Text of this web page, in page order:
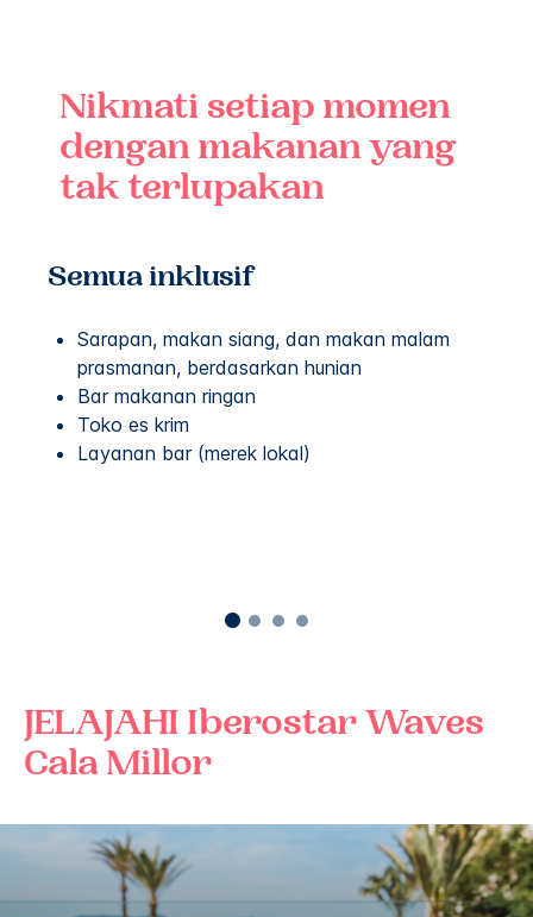
Nikmati setiap momen
dengan makanan yang
tak terlupakan
Semua inklusif
Sarapan, makan siang, dan makan malam
prasmanan, berdasarkan hunian
Bar makanan ringan
Toko es krim
Layanan bar (merek lokal)
JELAJAHI Iberostar Waves
Cala Millor